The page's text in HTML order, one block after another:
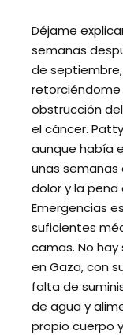
Déjame
semanas
de
retorciéndome
obstrucción
el cáncer.
aunque había
unas semanas
dolor y la
Emergencias
suficientes
camas. No
en Gaza, con
falta de
de agua y
propio cuerpo